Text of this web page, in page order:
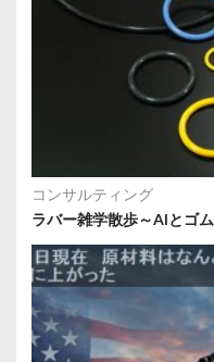
コンサルティング
ラバー雑学散歩～AIとゴム